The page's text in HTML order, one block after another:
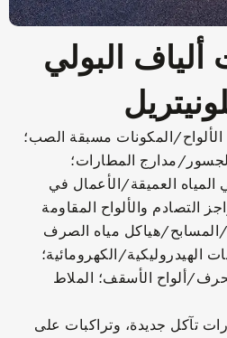
ألياف البولي
الألواح/المكونات مسبقة الصب؛
مدارج المطارات؛
المياه العميقة/الأعمال في
التصادم والألواح المقاومة
المسابح/هياكل مياه الصرف
الهيدروليكية/الكهرومائية؛
ألواح الأسقف؛ الملاط
تآكل جديدة، وتراكبات على